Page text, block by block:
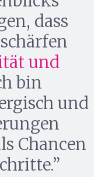
dass
und
bin
und
Chancen